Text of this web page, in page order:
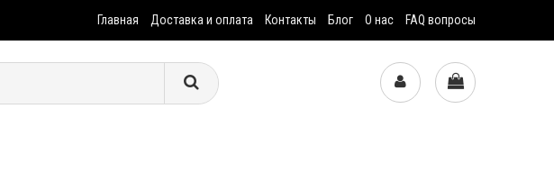
Главная Доставка и оплата Контакты Блог О нас FAQ вопросы